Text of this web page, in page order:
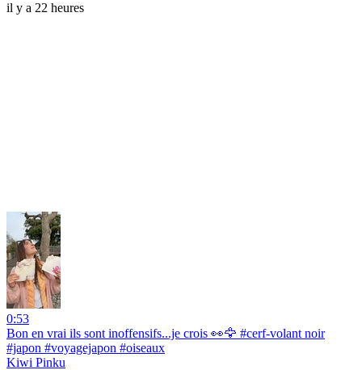
il y a 22 heures
0:53
Bon en vrai ils sont inoffensifs...je crois 👀🦅 #cerf-volant noir
#japon #voyagejapon #oiseaux
Kiwi Pinku